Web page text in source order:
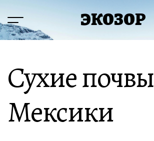
содержимому
Меню ЭКОЗОР
Сухие почвы
Мексики